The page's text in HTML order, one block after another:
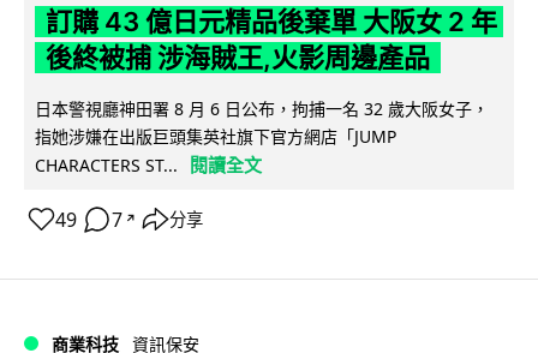
訂購 43 億日元精品後棄單 大阪女 2 年
後終被捕 涉海賊王,火影周邊產品
日本警視廳神田署 8 月 6 日公布，拘捕一名 32 歲大阪女子，
指她涉嫌在出版巨頭集英社旗下官方網店「JUMP
CHARACTERS ST...
閱讀全文
49 7 ↗ 分享
商業科技 資訊保安